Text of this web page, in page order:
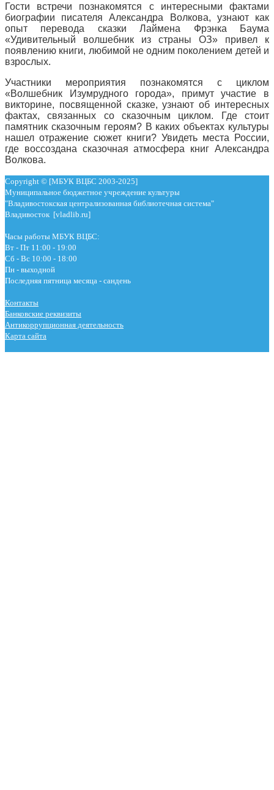
Гости встречи познакомятся с интересными фактами
биографии писателя Александра Волкова, узнают как
опыт перевода сказки Лаймена Фрэнка Баума
«Удивительный волшебник из страны ОЗ» привел к
появлению книги, любимой не одним поколением детей и
взрослых.
Участники мероприятия познакомятся с циклом
«Волшебник Изумрудного города», примут участие в
викторине, посвященной сказке, узнают об интересных
фактах, связанных со сказочным циклом. Где стоит
памятник сказочным героям? В каких объектах культуры
нашел отражение сюжет книги? Увидеть места России,
где воссоздана сказочная атмосфера книг Александра
Волкова.
Copyright © [МБУК ВЦБС 2003-2025]
Муниципальное бюджетное учреждение культуры
"Владивостокская централизованная библиотечная система"
Владивосток [vladlib.ru]
Часы работы МБУК ВЦБС:
Вт - Пт 11:00 - 19:00
Сб - Вс 10:00 - 18:00
Пн - выходной
Последняя пятница месяца - сандень
Контакты
Банковские реквизиты
Антикоррупционная деятельность
Карта сайта